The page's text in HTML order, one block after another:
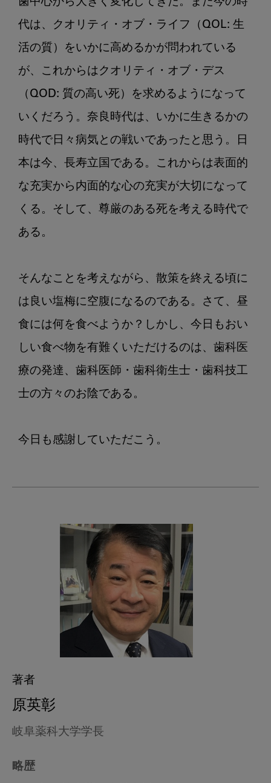
代は、クオリティ・オブ・ライフ（QOL: 生
活の質）をいかに高めるかが問われている
が、これからはクオリティ・オブ・デス
（QOD: 質の高い死）を求めるようになって
いくだろう。奈良時代は、いかに生きるかの
時代で日々病気との戦いであったと思う。日
本は今、長寿立国である。これからは表面的
な充実から内面的な心の充実が大切になって
くる。そして、尊厳のある死を考える時代で
ある。
そんなことを考えながら、散策を終える頃に
は良い塩梅に空腹になるのである。さて、昼
食には何を食べようか？しかし、今日もおい
しい食べ物を有難くいただけるのは、歯科医
療の発達、歯科医師・歯科衛生士・歯科技工
士の方々のお陰である。
著者
原英彰
岐阜薬科大学学長
略歴